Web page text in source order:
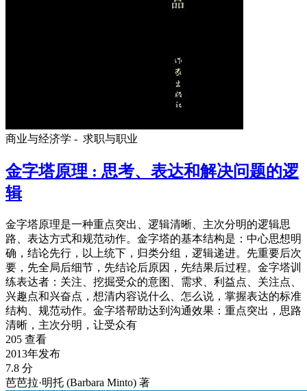
商业与经济学 - 求职与职业
金字塔原理 : 思考、表达和解决问题的逻
辑
金字塔原理是一种重点突出、逻辑清晰、主次分明的逻辑思
路、表达方式和规范动作。金字塔的基本结构是：中心思想明
确，结论先行，以上统下，归类分组，逻辑递进。先重要后次
要，先全局后细节，先结论后原因，先结果后过程。金字塔训
练表达者：关注、挖掘受众的意图、需求、利益点、关注点、
兴趣点和兴奋点，想清内容说什么、怎么说，掌握表达的标准
结构、规范动作。金字塔帮助达到沟通效果：重点突出，思路
清晰，主次分明，让受众有
205 查看
2013年发布
7.8 分
芭芭拉·明托 (Barbara Minto) 著